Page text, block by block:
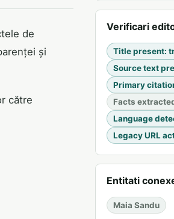
de
și
către
Verificari
Title present:
Source text
Primary
Facts
Language
Legacy URL
Entitati
Maia Sandu